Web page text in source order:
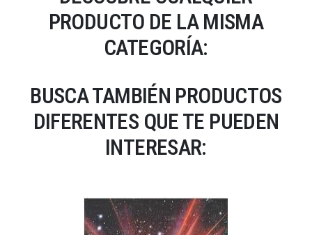
PRODUCTO DE LA MISMA
CATEGORÍA:
BUSCA TAMBIÉN PRODUCTOS
DIFERENTES QUE TE PUEDEN
INTERESAR: